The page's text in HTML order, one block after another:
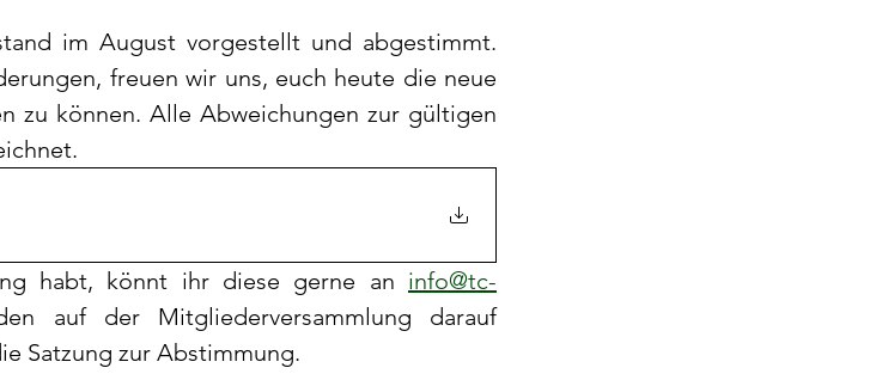
im August vorgestellt und abgestimmt.
freuen wir uns, euch heute die neue
zu können. Alle Abweichungen zur gültigen
habt, könnt ihr diese gerne an info@tc-
auf der Mitgliederversammlung darauf
Satzung zur Abstimmung.